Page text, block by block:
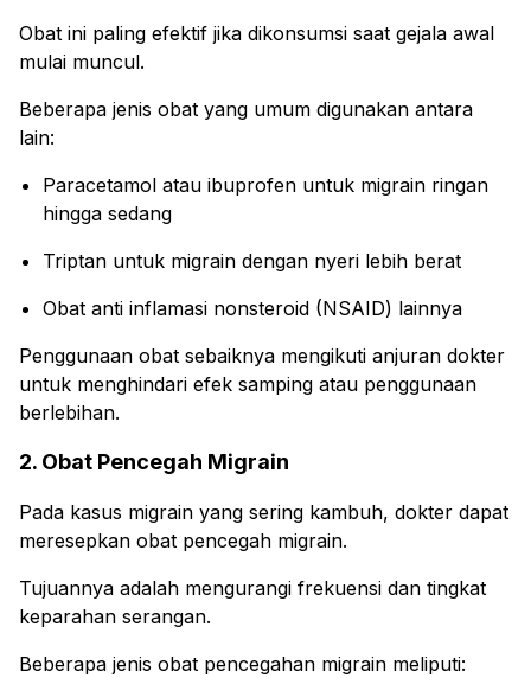
Obat ini paling efektif jika dikonsumsi saat gejala awal
mulai muncul.
Beberapa jenis obat yang umum digunakan antara
lain:
Paracetamol atau ibuprofen untuk migrain ringan
hingga sedang
Triptan untuk migrain dengan nyeri lebih berat
Obat anti inflamasi nonsteroid (NSAID) lainnya
Penggunaan obat sebaiknya mengikuti anjuran dokter
untuk menghindari efek samping atau penggunaan
berlebihan.
2. Obat Pencegah Migrain
Pada kasus migrain yang sering kambuh, dokter dapat
meresepkan obat pencegah migrain.
Tujuannya adalah mengurangi frekuensi dan tingkat
keparahan serangan.
Beberapa jenis obat pencegahan migrain meliputi: